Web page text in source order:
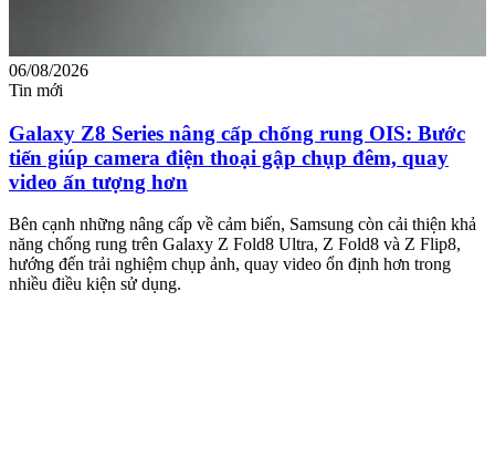
06/08/2026
Tin mới
Galaxy Z8 Series nâng cấp chống rung OIS: Bước
tiến giúp camera điện thoại gập chụp đêm, quay
video ấn tượng hơn
Bên cạnh những nâng cấp về cảm biến, Samsung còn cải thiện khả
năng chống rung trên Galaxy Z Fold8 Ultra, Z Fold8 và Z Flip8,
hướng đến trải nghiệm chụp ảnh, quay video ổn định hơn trong
nhiều điều kiện sử dụng.